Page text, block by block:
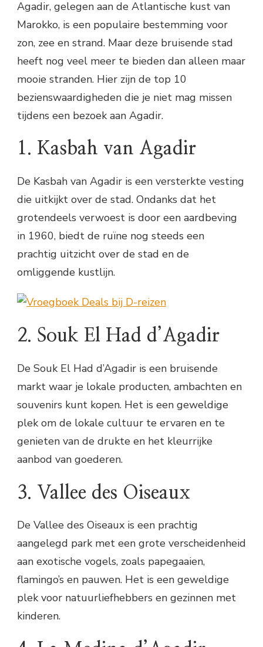
Agadir, gelegen aan de Atlantische kust van
Marokko, is een populaire bestemming voor
zon, zee en strand. Maar deze bruisende stad
heeft nog veel meer te bieden dan alleen maar
mooie stranden. Hier zijn de top 10
bezienswaardigheden die je niet mag missen
tijdens een bezoek aan Agadir.
1. Kasbah van Agadir
De Kasbah van Agadir is een versterkte vesting
die uitkijkt over de stad. Ondanks dat het
grotendeels verwoest is door een aardbeving
in 1960, biedt de ruïne nog steeds een
prachtig uitzicht over de stad en de
omliggende kustlijn.
2. Souk El Had d’Agadir
De Souk El Had d’Agadir is een bruisende
markt waar je lokale producten, ambachten en
souvenirs kunt kopen. Het is een geweldige
plek om de lokale cultuur te ervaren en te
genieten van de drukte en het kleurrijke
aanbod van goederen.
3. Vallee des Oiseaux
De Vallee des Oiseaux is een prachtig
aangelegd park met een grote verscheidenheid
aan exotische vogels, zoals papegaaien,
flamingo’s en pauwen. Het is een geweldige
plek voor natuurliefhebbers en gezinnen met
kinderen.